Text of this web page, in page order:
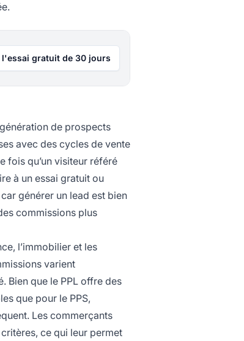
l'essai gratuit de 30 jours
de prospects
avec des cycles de vente
fois qu’un visiteur référé
à un essai gratuit ou
générer un lead est bien
commissions plus
l’immobilier et les
varient
Bien que le PPL offre des
que pour le PPS,
Les commerçants
ce qui leur permet